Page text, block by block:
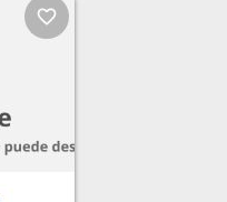
favorite_border